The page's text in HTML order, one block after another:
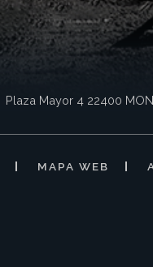
Plaza Mayor 4 22400
MAPA WEB